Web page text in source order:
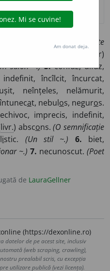
(O noapte
s, (rar)
salon ~.) 3.confuz, difuz,
încîlcit, încurcat,
neînțeles, nelămurit,
at, nebulos, neguros.
imprecis, indefinit,
livr.) abscons.(O semnificație
istic. (Un stil ~.) 6. biet,
~.) 7. necunoscut. (Poet
de LauraGellner
(https://dexonline.ro)
datelor de pe acest site, inclusiv
(web scraping, crawling),
prealabil scris, cu excepția
utilizare publică (vezi licența).
Am donat deja.